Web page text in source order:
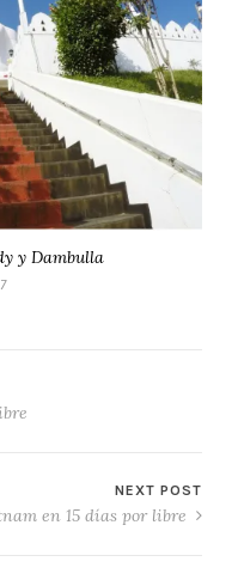
y Dambulla
NEXT POST
en 15 días por libre